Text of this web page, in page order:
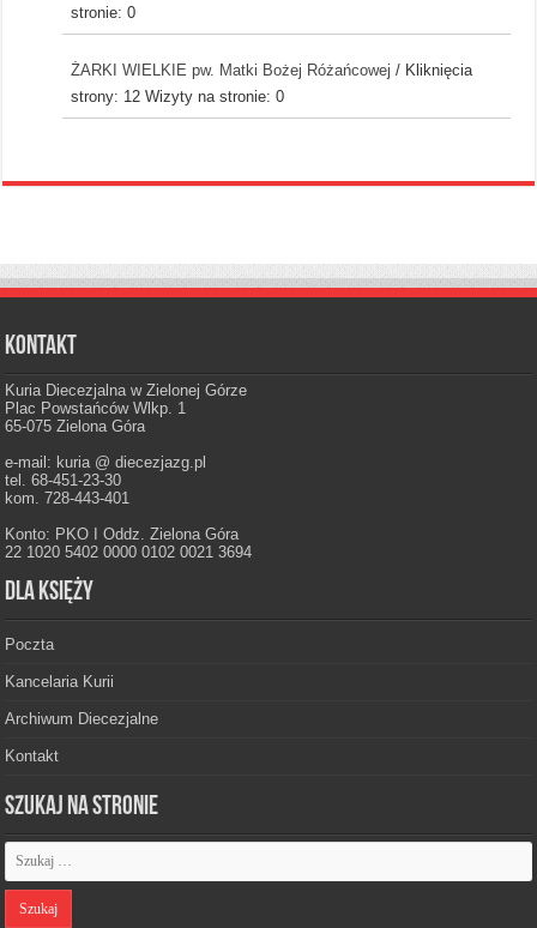
stronie: 0
ŻARKI WIELKIE pw. Matki Bożej Różańcowej / Kliknięcia
strony: 12 Wizyty na stronie: 0
Kontakt
Kuria Diecezjalna w Zielonej Górze
Plac Powstańców Wlkp. 1
65-075 Zielona Góra
e-mail: kuria @ diecezjazg.pl
tel. 68-451-23-30
kom. 728-443-401
Konto: PKO I Oddz. Zielona Góra
22 1020 5402 0000 0102 0021 3694
Dla księży
Poczta
Kancelaria Kurii
Archiwum Diecezjalne
Kontakt
Szukaj na stronie